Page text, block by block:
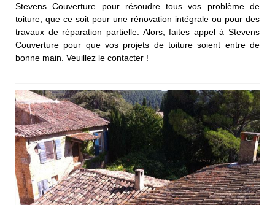
Stevens Couverture pour résoudre tous vos problème de
toiture, que ce soit pour une rénovation intégrale ou pour des
travaux de réparation partielle. Alors, faites appel à Stevens
Couverture pour que vos projets de toiture soient entre de
bonne main. Veuillez le contacter !